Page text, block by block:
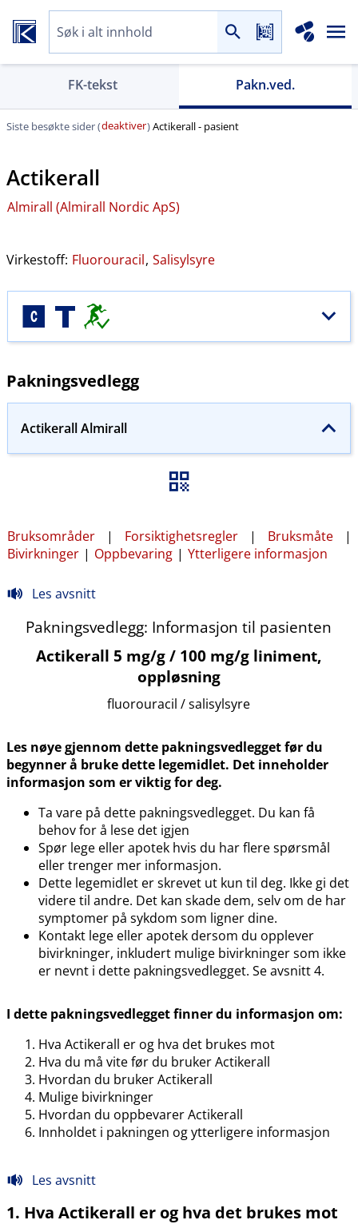
FK-tekst Pakn.ved.
Siste besøkte sider (deaktiver)Actikerall - pasient
Actikerall
Almirall (Almirall Nordic ApS)
Virkestoff: Fluorouracil, Salisylsyre
Pakningsvedlegg
Actikerall Almirall
Bruksområder | Forsiktighetsregler | Bruksmåte |
Bivirkninger | Oppbevaring | Ytterligere informasjon
Les avsnitt
Pakningsvedlegg: Informasjon til pasienten
Actikerall 5 mg/g / 100 mg/g liniment,
oppløsning
fluorouracil / salisylsyre
Les nøye gjennom dette pakningsvedlegget før du
begynner å bruke dette legemidlet. Det inneholder
informasjon som er viktig for deg.
Ta vare på dette pakningsvedlegget. Du kan få
behov for å lese det igjen
Spør lege eller apotek hvis du har flere spørsmål
eller trenger mer informasjon.
Dette legemidlet er skrevet ut kun til deg. Ikke gi det
videre til andre. Det kan skade dem, selv om de har
symptomer på sykdom som ligner dine.
Kontakt lege eller apotek dersom du opplever
bivirkninger, inkludert mulige bivirkninger som ikke
er nevnt i dette pakningsvedlegget. Se avsnitt 4.
I dette pakningsvedlegget finner du informasjon om:
Hva Actikerall er og hva det brukes mot
Hva du må vite før du bruker Actikerall
Hvordan du bruker Actikerall
Mulige bivirkninger
Hvordan du oppbevarer Actikerall
Innholdet i pakningen og ytterligere informasjon
Les avsnitt
1. Hva Actikerall er og hva det brukes mot